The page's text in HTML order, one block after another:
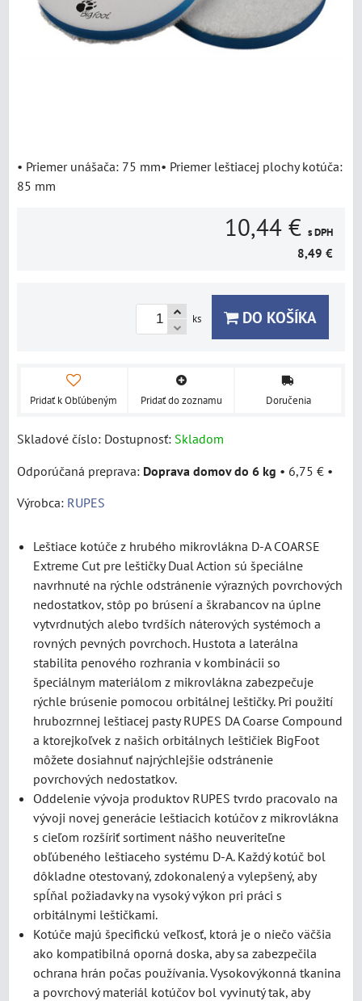
• Priemer unášača: 75 mm• Priemer leštiacej plochy kotúča:
85 mm
10,44 € s DPH
8,49 €
ks DO KOŠÍKA
Pridať k Obľúbeným Pridať do zoznamu Doručenia
Skladové číslo: Dostupnosť: Skladom
Doprava domov do 6 kg • 6,75 € •
Výrobca: RUPES
Leštiace kotúče z hrubého mikrovlákna D-A COARSE
Extreme Cut pre leštičky Dual Action sú špeciálne
navrhnuté na rýchle odstránenie výrazných povrchových
nedostatkov, stôp po brúsení a škrabancov na úplne
vytvrdnutých alebo tvrdších náterových systémoch a
rovných pevných povrchoch. Hustota a laterálna
stabilita penového rozhrania v kombinácii so
špeciálnym materiálom z mikrovlákna zabezpečuje
rýchle brúsenie pomocou orbitálnej leštičky. Pri použití
hrubozrnnej leštiacej pasty RUPES DA Coarse Compound
a ktorejkoľvek z našich orbitálnych leštičiek BigFoot
môžete dosiahnuť najrýchlejšie odstránenie
povrchových nedostatkov.
Oddelenie vývoja produktov RUPES tvrdo pracovalo na
vývoji novej generácie leštiacich kotúčov z mikrovlákna
s cieľom rozšíriť sortiment nášho neuveriteľne
obľúbeného leštiaceho systému D-A. Každý kotúč bol
dôkladne otestovaný, zdokonalený a vylepšený, aby
spĺňal požiadavky na vysoký výkon pri práci s
orbitálnymi leštičkami.
Kotúče majú špecifickú veľkosť, ktorá je o niečo väčšia
ako kompatibilná oporná doska, aby sa zabezpečila
ochrana hrán počas používania. Vysokovýkonná tkanina
a povrchový materiál kotúčov bol vyvinutý tak, aby